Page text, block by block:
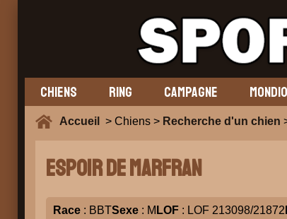
CHIENS RING CAMPAGNE
Accueil > Chiens > Recherche d'un chien
ESPOIR DE MARFRAN
Race : BBTSexe : M LOF : LOF 213098/21872